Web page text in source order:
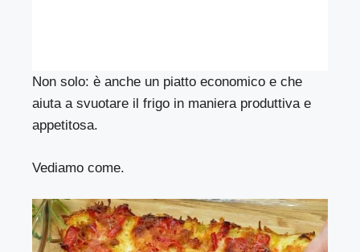
Non solo: è anche un piatto economico e che
aiuta a svuotare il frigo in maniera produttiva e
appetitosa.
Vediamo come.